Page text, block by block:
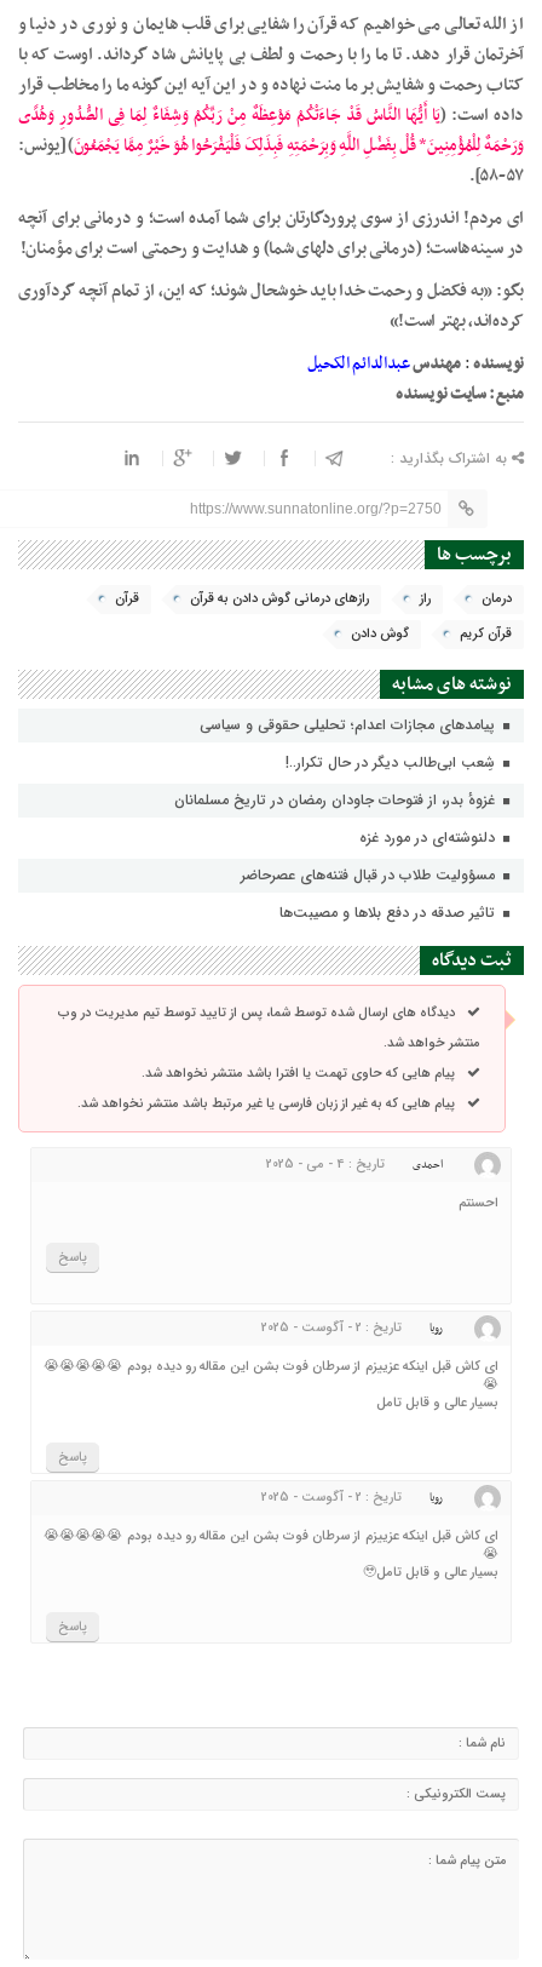
از الله تعالی می خواهیم که قرآن را شفایی برای قلب هایمان و نوری در دنیا و
آخرتمان قرار دهد. تا ما را با رحمت و لطف بی پایانش شاد گرداند. اوست که با
کتاب رحمت و شفایش بر ما منت نهاده و در این آیه این گونه ما را مخاطب قرار
داده است: (یَا أَیُّهَا النَّاسُ قَدْ جَاءَتْکُمْ مَوْعِظَهٌ مِنْ رَبِّکُمْ وَشِفَاءٌ لِمَا فِی الصُّدُورِ وَهُدًى
وَرَحْمَهٌ لِلْمُؤْمِنِینَ* قُلْ بِفَضْلِ اللَّهِ وَبِرَحْمَتِهِ فَبِذَلِکَ فَلْیَفْرَحُوا هُوَ خَیْرٌ مِمَّا یَجْمَعُونَ) [یونس:
۵۷-۵۸].
ای مردم! اندرزی از سوی پروردگارتان برای شما آمده است؛ و درمانی برای آنچه
در سینه‌هاست؛ (درمانی برای دلهای شما) و هدایت و رحمتی است برای مؤمنان!
بگو: «به فکضل و رحمت خدا باید خوشحال شوند؛ که این، از تمام آنچه گردآوری
کرده‌اند، بهتر است!»
نویسنده:مهندسعبدالدائم الکحیل
منبع: سایت نویسنده
به اشتراک بگذارید :
https://www.sunnatonline.org/?p=2750
برچسب ها
درمان راز رازهای درمانی گوش دادن به قرآن
قرآن
قرآن کریم
گوش دادن
نوشته های مشابه
پيامدهاي مجازات اعدام؛ تحليلي حقوقي و سياسي
شِعب ابی‌طالب دیگر در حال تکرار..!
غزوهٔ بدر، از فتوحات جاودان رمضان در تاریخ مسلمانان
دلنوشته‌ای در مورد غزه
مسؤولیت طلاب در قبال فتنه‌های عصرحاضر
تاثیر صدقه در دفع بلاها و مصیبت‌ها
ثبت دیدگاه
دیدگاه های ارسال شده توسط شما، پس از تایید توسط تیم مدیریت در وب
منتشر خواهد شد.
پیام هایی که حاوی تهمت یا افترا باشد منتشر نخواهد شد.
پیام هایی که به غیر از زبان فارسی یا غیر مرتبط باشد منتشر نخواهد شد.
احمدی
تاریخ : 4 - می - 2025
احسنتم
پاسخ
رویا
تاریخ : 2 - آگوست - 2025
ای کاش قبل اینکه عزییزم از سرطان فوت بشن این مقاله رو دیده بودم 😭😭😭😭😭
😭
بسیار عالی و قابل تامل
پاسخ
رویا
تاریخ : 2 - آگوست - 2025
ای کاش قبل اینکه عزییزم از سرطان فوت بشن این مقاله رو دیده بودم 😭😭😭😭😭
😭
بسیار عالی و قابل تامل🥹
پاسخ